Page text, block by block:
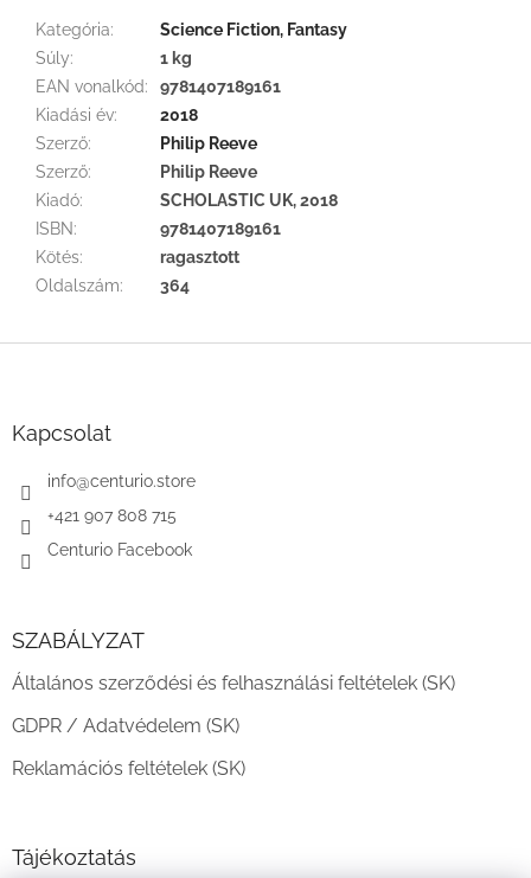
Kategória:
Science Fiction, Fantasy
Súly:
1 kg
EAN vonalkód:
9781407189161
Kiadási év:
2018
Szerző:
Philip Reeve
Szerző:
Philip Reeve
Kiadó:
SCHOLASTIC UK, 2018
ISBN:
9781407189161
Kötés:
ragasztott
Oldalszám: 364
Kapcsolat
info@centurio.store
+421 907 808 715
Centurio Facebook
SZABÁLYZAT
Általános szerződési és felhasználási feltételek (SK)
GDPR / Adatvédelem (SK)
Reklamációs feltételek (SK)
Tájékoztatás